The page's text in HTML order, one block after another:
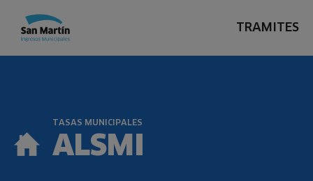
TRAMITES
TASAS MUNICIPALES
ALSMI